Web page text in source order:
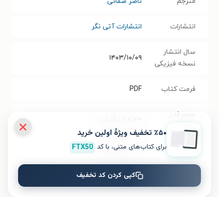
انتشارات انتشارات آتی نگر
سال انتشار
نسخه فیزیکی
۱۴۰۳/۱۰/۰۹
فرمت کتاب PDF
حجم فایل
شابک ۹۷۸۶۲۲۷۵۷۱۸۷۵
۶۰۰ صفحه
٪۵۰ تخفیف ویژۀ اولین خرید
برای کتاب‌های متنی، با کد FTX50
کپی کردن کد تخفیف